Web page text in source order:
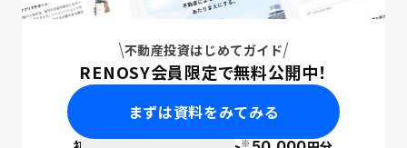
不動産投資はじめてガイド
RENOSY会員限定で無料公開中！
まずは資料をみてみる
※